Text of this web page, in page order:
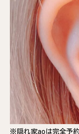
※隠れ家aoは完全予